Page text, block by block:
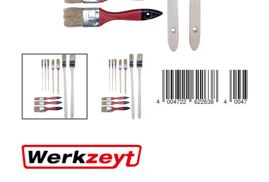
der
Bildgalerie
springen